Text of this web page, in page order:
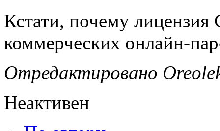
Кстати, почему
коммерческих онлайн-
Отредактировано
Неактивен